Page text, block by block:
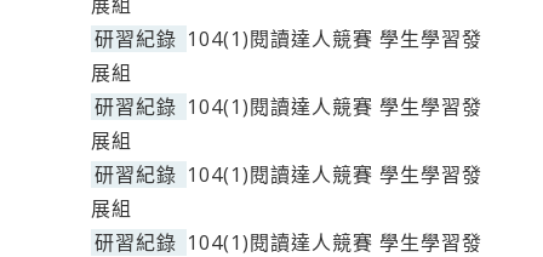
研習紀錄 104(1)閱讀達人競賽 學生學習發
展組
研習紀錄 104(1)閱讀達人競賽 學生學習發
展組
研習紀錄 104(1)閱讀達人競賽 學生學習發
展組
研習紀錄 104(1)閱讀達人競賽 學生學習發